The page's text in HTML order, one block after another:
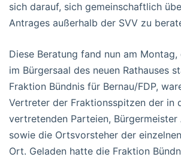
sich darauf, sich gemeinschaftlich
Antrages außerhalb der SVV zu
Diese Beratung fand nun am Montag,
im Bürgersaal des neuen Rathauses
Fraktion Bündnis für Bernau/FDP,
Vertreter der Fraktionsspitzen der in
vertretenden Parteien, Bürgermeister
sowie die Ortsvorsteher der
Ort. Geladen hatte die Fraktion